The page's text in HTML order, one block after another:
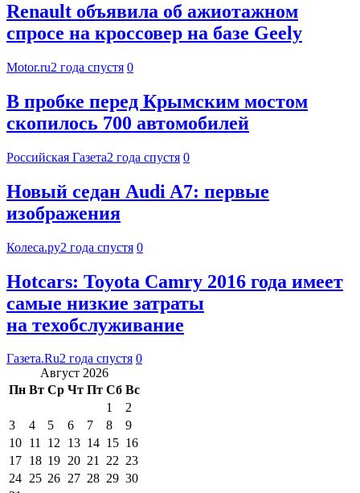
Renault объявила об ажиотажном
спросе на кроссовер на базе Geely
Motor.ru2 года спустя 0
В пробке перед Крымским мостом
скопилось 700 автомобилей
Российская Газета2 года спустя 0
Новый седан Audi A7: первые
изображения
Колеса.ру2 года спустя 0
Hotcars: Toyota Camry 2016 года имеет
самые низкие затраты
на техобслуживание
Газета.Ru2 года спустя 0
Август 2026
Пн Вт Ср Чт Пт Сб Вс
1
2
3
4 5 6 7 8
9
10 11 12 13 14 15 16
17 18 19 20 21 22 23
24 25 26 27 28 29 30